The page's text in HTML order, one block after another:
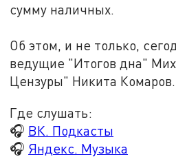
сумму наличных.
Об этом, и не только,
ведущие "Итогов дна"
Цензуры" Никита Комаров.
Где слушать:
🎧 ВК. Подкасты
🎧 Яндекс. Музыка